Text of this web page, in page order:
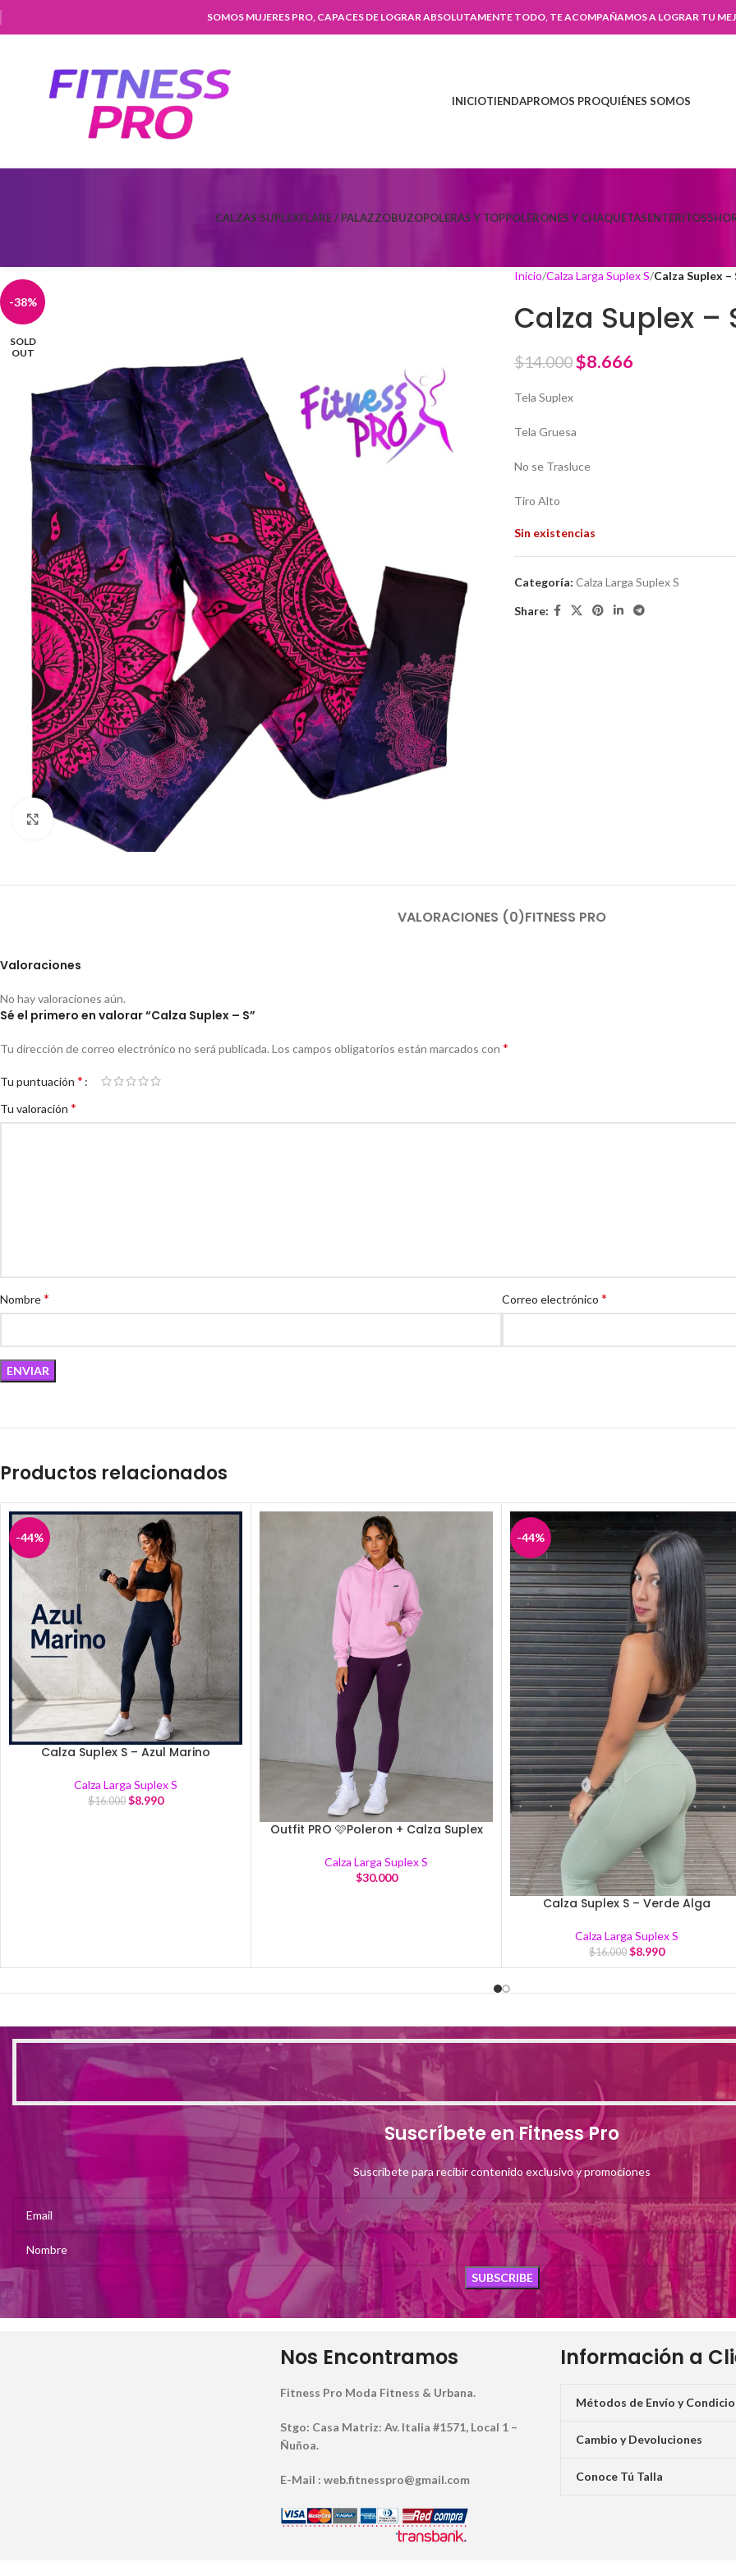
SOMOS MUJERES PRO, CAPACES DE LOGRAR ABSOLUTAMENTE TODO, TE ACOMPAÑAMOS A LOGRAR TU
INICIOTIENDAPROMOS PROQUIÉNES SOMOS
CALZAS SUPLEXFLARE / PALAZZOBUZOPOLERAS Y TOPPOLERONES Y CHAQUETASENTERITOS
-38%
SOLD
OUT
Click to enlarge
Inicio Calza Larga Suplex S Calza Suplex –
Calza Suplex –
$14.000$8.666
Tela Suplex
Tela Gruesa
No se Trasluce
Tiro Alto
Sin existencias
Categoría: Calza Larga Suplex S
Share:
VALORACIONES (0)FITNESS PRO
Valoraciones
No hay valoraciones aún.
Sé el primero en valorar “Calza Suplex – S”
Tu dirección de correo electrónico no será publicada. Los campos obligatorios están marcados con *
Tu puntuación *
Tu valoración *
Nombre* Correo electrónico *
Productos relacionados
-44%
Calza Suplex S – Azul Marino
Calza Larga Suplex S
$16.000 $8.990
Outfit PRO 🩷Poleron + Calza Suplex
Calza Larga Suplex S
$30.000
-44%
Calza Suplex S – Verde Alga
Calza Larga Suplex S
$16.000 $8.990
Suscríbete en Fitness Pro
Suscríbete para recibir contenido exclusivo y promociones
Nos Encontramos
Fitness Pro Moda Fitness & Urbana.
Stgo: Casa Matriz: Av. Italia #1571, Local 1 –
Ñuñoa.
E-Mail : web.fitnesspro@gmail.com
Información a
Métodos de Envío y
Cambio y Devoluciones
Conoce Tú Talla